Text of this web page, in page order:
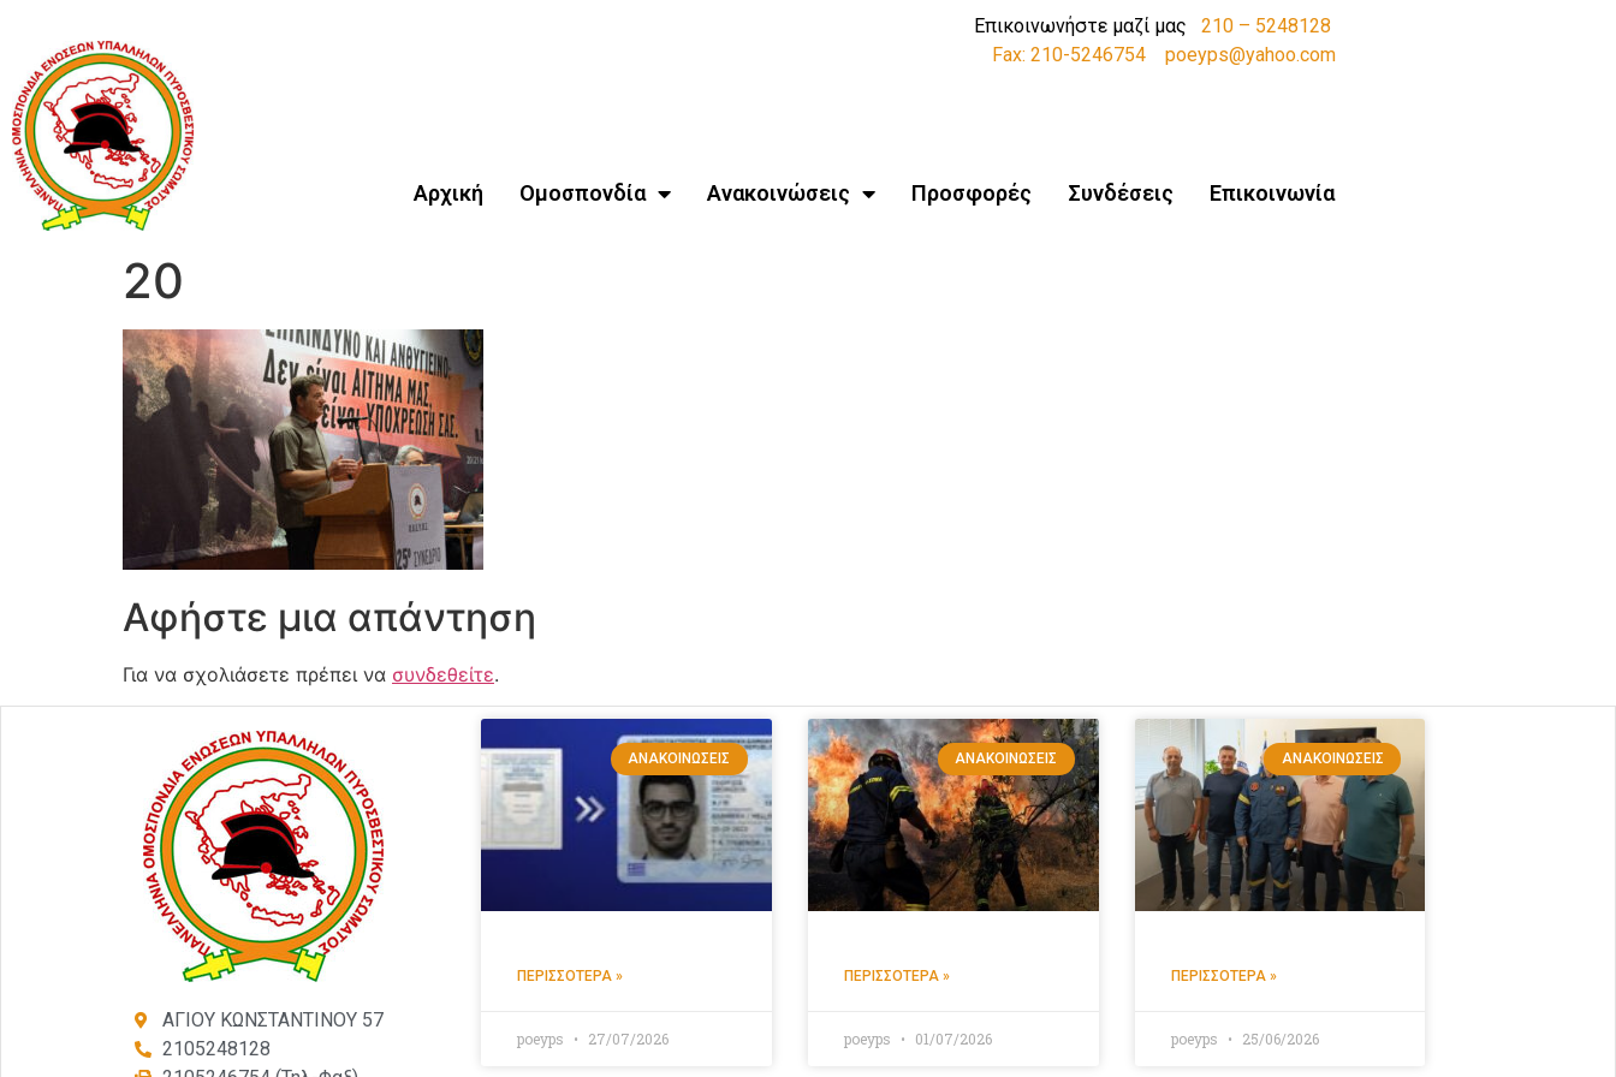
Επικοινωνήστε μαζί μας 210 – 5248128
Fax: 210-5246754
poeyps@yahoo.com
Αρχική Ομοσπονδία Ανακοινώσεις Προσφορές Συνδέσεις Επικοινωνία
20
Αφήστε μια απάντηση
Για να σχολιάσετε πρέπει να συνδεθείτε.
ΑΓΙΟΥ ΚΩΝΣΤΑΝΤΙΝΟΥ 57
2105248128
ΑΝΑΚΟΙΝΏΣΕΙΣ
ΠΕΡΙΣΣΌΤΕΡΑ »
poeyps 27/07/2026
ΑΝΑΚΟΙΝΏΣΕΙΣ
ΠΕΡΙΣΣΌΤΕΡΑ »
poeyps 01/07/2026
ΑΝΑΚΟΙΝΏΣΕΙΣ
ΠΕΡΙΣΣΌΤΕΡΑ »
poeyps 25/06/2026